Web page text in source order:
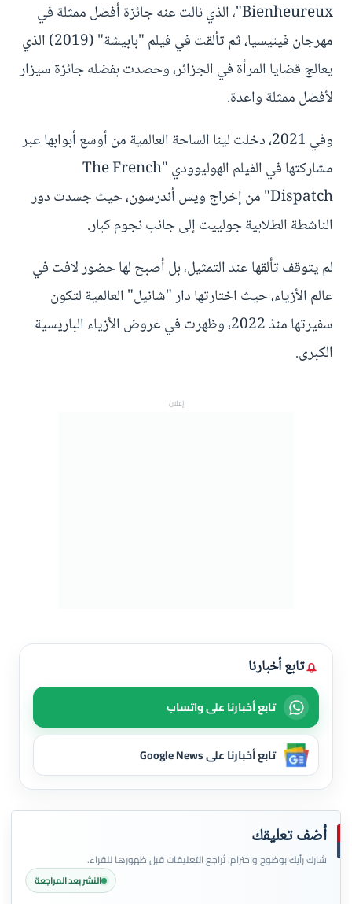
Bienheureux"، الذي نالت عنه جائزة أفضل ممثلة في
مهرجان فينيسيا، ثم تألقت في فيلم "بابيشة" (2019) الذي
يعالج قضايا المرأة في الجزائر، وحصدت بفضله جائزة سيزار
لأفضل ممثلة واعدة.
وفي 2021، دخلت لينا الساحة العالمية من أوسع أبوابها عبر
مشاركتها في الفيلم الهوليوودي "The French
Dispatch" من إخراج ويس أندرسون، حيث جسدت دور
الناشطة الطلابية جولييت إلى جانب نجوم كبار.
لم يتوقف تألقها عند التمثيل، بل أصبح لها حضور لافت في
عالم الأزياء، حيث اختارتها دار "شانيل" العالمية لتكون
سفيرتها منذ 2022، وظهرت في عروض الأزياء الباريسية
الكبرى.
إعلان
تابع أخبارنا
تابع أخبارنا على واتساب
تابع أخبارنا على Google News
أضف تعليقك
شارك رأيك بوضوح واحترام. تُراجع التعليقات قبل ظهورها للقراء.
النشر بعد المراجعة